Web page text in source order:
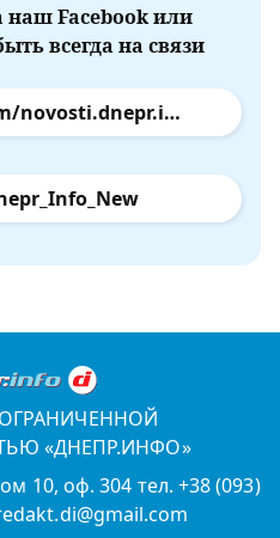
Facebook или
всегда на связи
facebook.com/novosti.dnepr.info
«ДНЕПР.ИНФО»
10, оф. 304 тел. +38 (093)